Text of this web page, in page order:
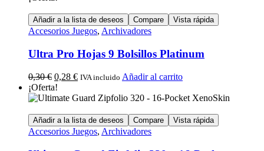
Añadir a la lista de deseos Compare Vista rápida
Accesorios Juegos, Archivadores
Ultra Pro Hojas 9 Bolsillos Platinum
0,30€ 0,28 € IVA incluido Añadir al carrito
¡Oferta!
Añadir a la lista de deseos Compare Vista rápida
Accesorios Juegos, Archivadores